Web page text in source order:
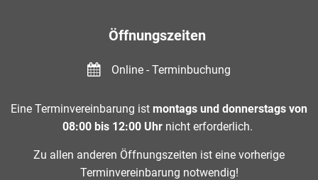
Öffnungszeiten
Online - Terminbuchung
Eine Terminvereinbarung ist montags und donnerstags von
08:00 bis 12:00 Uhr nicht erforderlich.
Zu allen anderen Öffnungszeiten ist eine vorherige
Terminvereinbarung notwendig!